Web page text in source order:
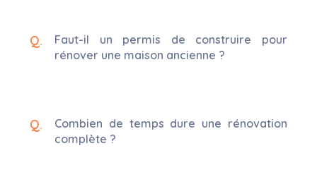
Faut-il un permis de construire pour
rénover une maison ancienne ?
Combien de temps dure une rénovation
complète ?